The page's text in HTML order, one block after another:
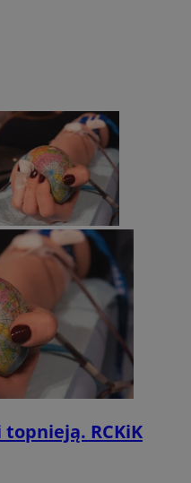
RCKiK